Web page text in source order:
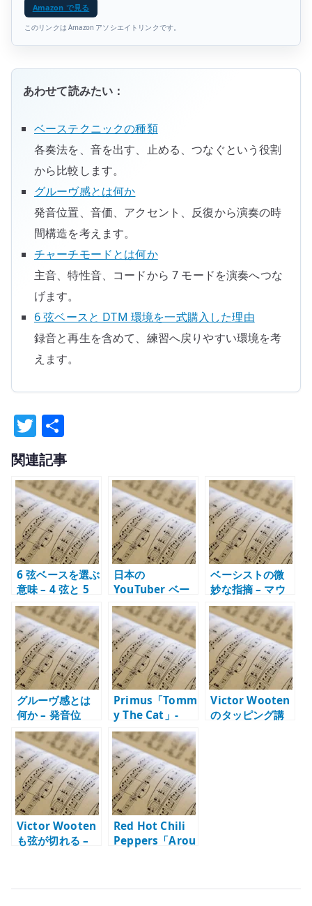
Amazon で見る
このリンクは Amazon アソシエイトリンクです。
あわせて読みたい：
ベーステクニックの種類
各奏法を、音を出す、止める、つなぐという役割
から比較します。
グルーヴ感とは何か
発音位置、音価、アクセント、反復から演奏の時
間構造を考えます。
チャーチモードとは何か
主音、特性音、コードから 7 モードを演奏へつな
げます。
6 弦ベースと DTM 環境を一式購入した理由
録音と再生を含めて、練習へ戻りやすい環境を考
えます。
T
w
it
te
r
有
関連記事
6 弦ベースを選ぶ
意味 – 4 弦と 5
弦との違いと低
B / 高 C の役割
日本の
YouTuber ベー
シスト – 個性と
演奏から見るお
すすめ
ベーシストの微
妙な指摘 – マウ
ントではなく音
楽を聴くために
グルーヴ感とは
何か – 発音位
置、音価、アク
セント、反復か
ら考える
Primus「Tomm
y The Cat」-
Les Claypool の
ベースが曲を支
配する理由
Victor Wooten
のタッピング講
Victor Wooten
も弦が切れる –
Red Hot Chili
Peppers「Arou
のベースで一気